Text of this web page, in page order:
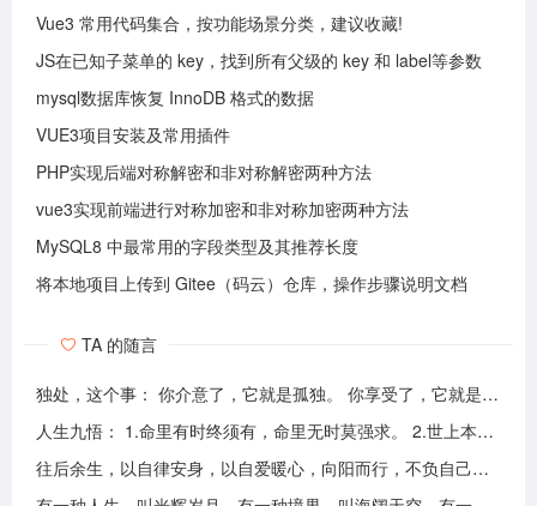
Vue3 常用代码集合，按功能场景分类，建议收藏!
JS在已知子菜单的 key，找到所有父级的 key 和 label等参数
mysql数据库恢复 InnoDB 格式的数据
VUE3项目安装及常用插件
PHP实现后端对称解密和非对称解密两种方法
vue3实现前端进行对称加密和非对称加密两种方法
MySQL8 中最常用的字段类型及其推荐长度
将本地项目上传到 Gitee（码云）仓库，操作步骤说明文档
TA 的随言
独处，这个事： 你介意了，它就是孤独。 你享受了，它就是自由。
人生九悟： 1.命里有时终须有，命里无时莫强求。 2.世上本无事槦人自扰之。 3.睡前原谅一切，醒来不问过往。 4.平安健康是财富，无病无灾。 5.人心换人心，换不来就转身。 6.看破不说破，看透不说透。 7.得意时看淡，失意时看开。 8.知足常乐，一切随缘。 9.人生本过客，何须执着。
往后余生，以自律安身，以自爱暖心，向阳而行，不负自己，活成自己喜欢的模样！